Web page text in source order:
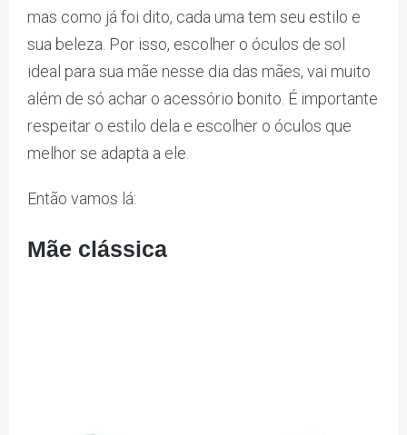
mas como já foi dito, cada uma tem seu estilo e
sua beleza. Por isso, escolher o óculos de sol
ideal para sua mãe nesse dia das mães, vai muito
além de só achar o acessório bonito. É importante
respeitar o estilo dela e escolher o óculos que
melhor se adapta a ele.
Então vamos lá:
Mãe clássica